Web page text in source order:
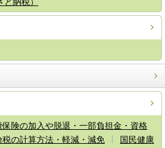
納税）
保険の加入や脱退・一部負担金・資格
税の計算方法・軽減・減免
国民健康